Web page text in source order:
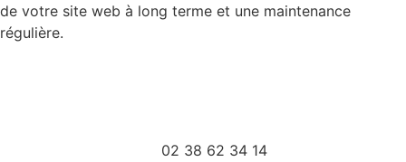
de votre site web à long terme et une maintenance
régulière.
02 38 62 34 14